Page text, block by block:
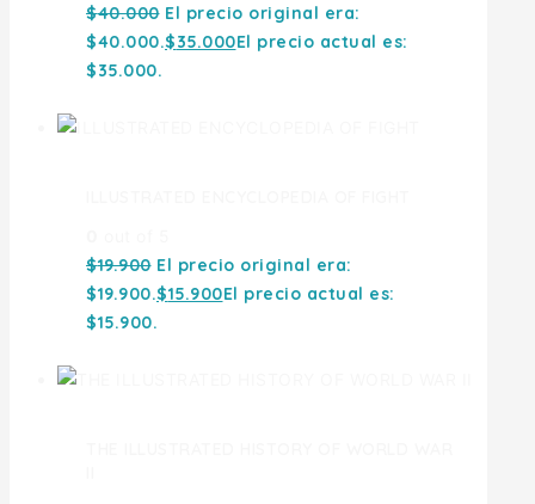
$40.000 El precio original era:
$40.000.$35.000El precio actual es:
$35.000.
$19.900 El precio original era:
$19.900.$15.900El precio actual es:
$15.900.